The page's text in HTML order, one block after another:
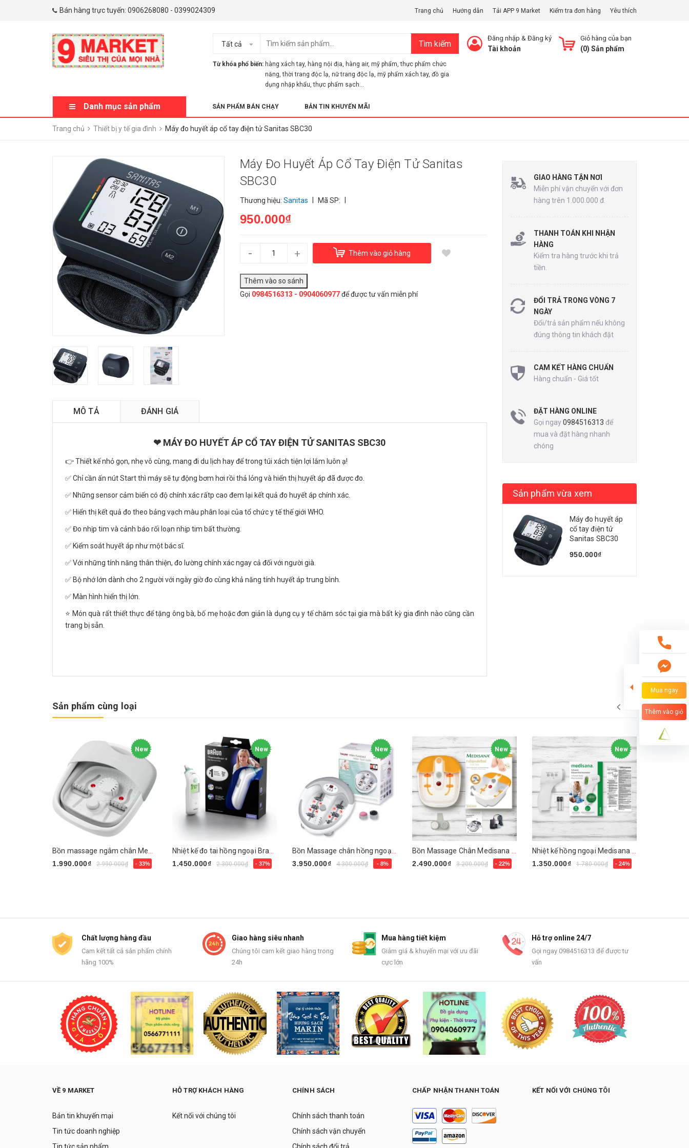
Bán hàng trực tuyến: 0906268080 - 0399024309 Trang chủ Hướng dẫn Tải APP 9 Market Kiểm tra đơn hàng Yêu thích
Tất cả Tìm kiếm
Từ khóa phổ biến: hàng xách tay, hàng nội địa, hàng air, mỹ phẩm,thực phẩm chức
năng,thời trang độc lạ, nữ trang độc lạ, mỹ phẩm xách tay, đồ gia
dụng nhập khẩu,thực phẩm sạch...
Giỏ hàng của bạn
(0) Sản phẩm
Đăng nhập & Đăng ký
Tài khoản
Danh mục sản phẩm SẢN PHẨM BÁN CHẠY BẢN TIN KHUYẾN MÃI
Trang chủ Thiết bị y tế gia đình Máy đo huyết áp cổ tay điện tử Sanitas SBC30
Máy Đo Huyết Áp Cổ Tay Điện Tử Sanitas
SBC30
Thương hiệu: Sanitas Mã SP:
950.000₫
- + Thêm vào giỏ hàng
Gọi 0984516313 - 0904060977để được tư vấn miễn phí
MÔ TẢ ĐÁNH GIÁ
❤ MÁY ĐO HUYẾT ÁP CỔ TAY ĐIỆN TỬ SANITAS SBC30
👉 Thiết kế nhỏ gọn, nhẹ vô cùng, mang đi du lịch hay để trong túi xách tiện lợi lắm luôn ạ!
✅ Chỉ cần ấn nút Start thì máy sẽ tự động bơm hơi rồi thả lỏng và hiển thị huyết áp đã được đo.
✅ Những sensor cảm biến có độ chính xác rấtp cao đem lại kết quả đo huyết áp chính xác.
✅ Hiển thị kết quả đo theo bảng vạch màu phân loại của tổ chức y tế thế giới WHO.
✅ Đo nhịp tim và cảnh báo rối loạn nhịp tim bất thường.
✅ Kiểm soát huyết áp như một bác sĩ.
✅ Với những tính năng thân thiện, đo lường chính xác ngay cả đối với người già.
✅ Bộ nhớ lớn dành cho 2 người với ngày giờ đo cùng khả năng tính huyết áp trung bình.
✅ Màn hình hiển thị lớn.
⭐ Món quà rất thiết thực để tặng ông bà, bố mẹ hoặc đơn giản là dụng cụ y tế chăm sóc tại gia mà bất kỳ gia đình nào cũng cần
trang bị sẵn.
GIAO HÀNG TẬN NƠI
Miễn phí vận chuyển với đơn
hàng trên 1.000.000 đ.
THANH TOÁN KHI NHẬN
HÀNG
Kiểm tra hàng trước khi trả
tiền.
ĐỔI TRẢ TRONG VÒNG 7
NGÀY
Đổi/trả sản phẩm nếu không
đúng thông tin khách đặt
CAM KẾT HÀNG CHUẨN
Hàng chuẩn - Giá tốt
ĐẶT HÀNG ONLINE
Gọi ngay0984516313 để
mua và đặt hàng nhanh
chóng
Sản phẩm vừa xem
Máy đo huyết áp
cổ tay điện tử
Sanitas SBC30
950.000₫
Sản phẩm cùng loại
New
1.990.000₫
2.990.000₫ - 33%
New
1.450.000₫
2.300.000₫ - 37%
New
3.950.000₫
4.300.000₫ - 8%
New
2.490.000₫
3.200.000₫ - 22%
New
1.350.000₫
1.780.000₫ - 24%
Chất lượng hàng đầu
Cam kết tất cả sản phẩm chính
hãng 100%
Giao hàng siêu nhanh
Chúng tôi cam kết giao hàng trong
24h
Mua hàng tiết kiệm
Giảm giá & khuyến mại với ưu đãi
cực lớn
Hỗ trợ online 24/7
Gọi ngay 0984516313 để được tư
vấn
VỀ 9 MARKET
Bản tin khuyến mại
Tin tức doanh nghiệp
Tin tức sản phẩm
HỖ TRỢ KHÁCH HÀNG
Kết nối với chúng tôi
CHÍNH SÁCH
Chính sách thanh toán
Chính sách vận chuyển
Chính sách đổi trả
CHẤP NHẬN THANH TOÁN KẾT NỐI VỚI CHÚNG TÔI
Mua ngay
Thêm vào giỏ
Đây là giải pháp trải nghiệm phát triển bởi EGANY